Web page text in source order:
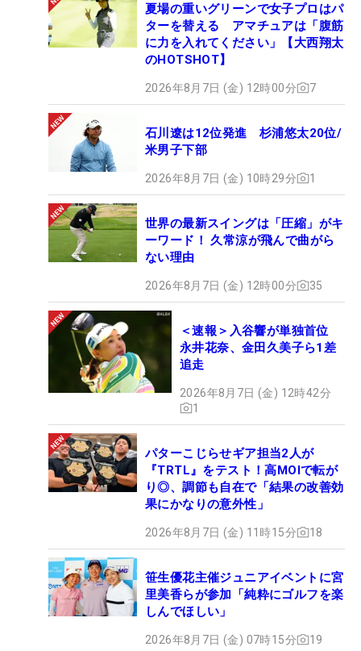
夏場の重いグリーンで女子プロはパ
ターを替える アマチュアは「腹筋
に力を入れてください」【大西翔太
のHOTSHOT】
2026年8月7日 (金) 12時00分 7
石川遼は12位発進 杉浦悠太20位/
米男子下部
2026年8月7日 (金) 10時29分 1
世界の最新スイングは「圧縮」がキ
ーワード！ 久常涼が飛んで曲がら
ない理由
2026年8月7日 (金) 12時00分 35
＜速報＞入谷響が単独首位
永井花奈、金田久美子ら1差
追走
2026年8月7日 (金) 12時42分
1
パターこじらせギア担当2人が
『TRTL』をテスト！高MOIで転が
り◎、調節も自在で「結果の改善効
果にかなりの意外性」
2026年8月7日 (金) 11時15分 18
笹生優花主催ジュニアイベントに宮
里美香らが参加「純粋にゴルフを楽
しんでほしい」
2026年8月7日 (金) 07時15分 19